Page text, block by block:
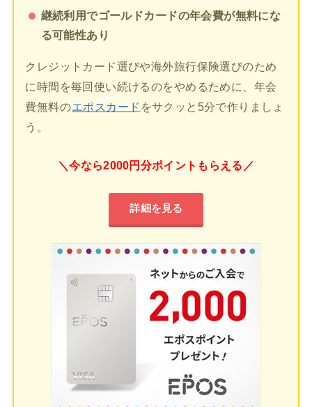
継続利用でゴールドカードの年会費が無料にな
る可能性あり
クレジットカード選びや海外旅行保険選びのため
に時間を毎回使い続けるのをやめるために、年会
費無料のエポスカード をサクッと5分で作りましょ
う。
＼今なら2000円分ポイントもらえる／
詳細を見る